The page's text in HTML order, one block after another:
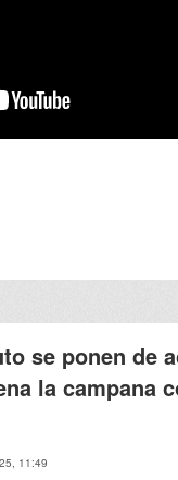
se ponen de
la campana
11:49